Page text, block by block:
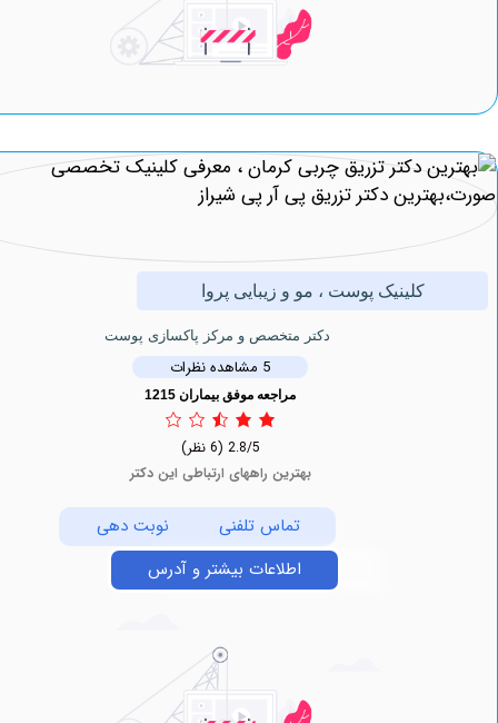
کلینیک پوست ، مو و زیبایی پروا
دکتر متخصص و مرکز پاکسازی پوست
مراجعه موفق بیماران 1215
بهترین راههای ارتباطی این دکتر
تماس تلفنی
نوبت دهی
اطلاعات بیشتر و آدرس